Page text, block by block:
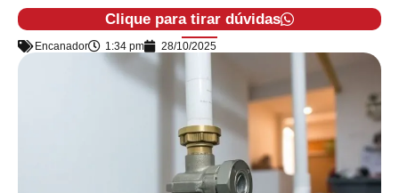
Clique para tirar dúvidas
Encanador 1:34 pm 28/10/2025